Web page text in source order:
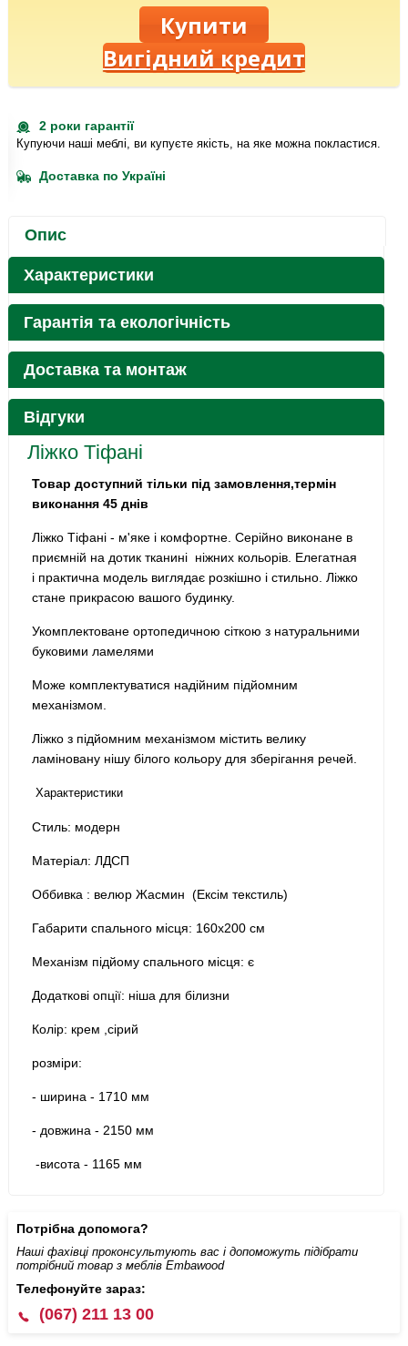
Вигідний кредит
2 роки гарантії
Купуючи наші меблі, ви купуєте якість, на яке можна покластися.
Доставка по Україні
Опис
Характеристики
Гарантія та екологічність
Доставка та монтаж
Відгуки
Ліжко Тіфані
Товар доступний тільки під замовлення,термін
виконання 45 днів
Ліжко Тіфані - м'яке і комфортне. Серійно виконане в
приємній на дотик тканині ніжних кольорів. Елегатная
і практична модель виглядає розкішно і стильно. Ліжко
стане прикрасою вашого будинку.
Укомплектоване ортопедичною сіткою з натуральними
буковими ламелями
Може комплектуватися надійним підйомним
механізмом.
Ліжко з підйомним механізмом містить велику
ламіновану нішу білого кольору для зберігання речей.
Характеристики
Стиль: модерн
Матеріал: ЛДСП
Оббивка : велюр Жасмин (Ексім текстиль)
Габарити спального місця: 160х200 см
Механізм підйому спального місця: є
Додаткові опції: ніша для білизни
Колір: крем ,сірий
розміри:
- ширина - 1710 мм
- довжина - 2150 мм
-висота - 1165 мм
Потрібна допомога?
Наші фахівці проконсультують вас і допоможуть підібрати
потрібний товар з меблів Embawood
Телефонуйте зараз:
(067) 211 13 00